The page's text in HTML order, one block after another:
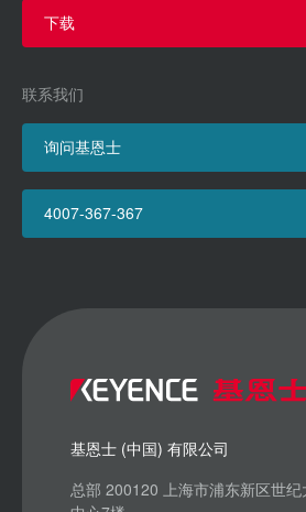
下载
联系我们
询问基恩士
4007-367-367
基恩士 (中国) 有限公司
总部 200120 上海市浦东新区世